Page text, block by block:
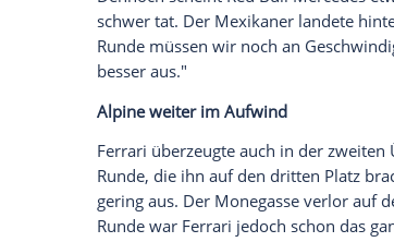
BeideMercedes.Fahrer
aus, dass wir eine gute Pace
ergänzt.
schon mal gut. In der
gleichzeitig in Schuss zu
Max Verstappen hätte besser
Reifengeriet er in Kurve zehn